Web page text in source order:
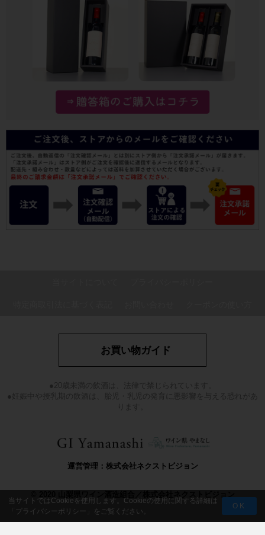
当サイトではCookieを使用します。Cookieの使用に関する詳細は
プライバシーポリシー 」をご覧ください。
OK
お買い物ガイド
●20歳未満の飲酒は、法律で禁じられています。
●妊娠中や授乳期の飲酒は、胎児・乳児の発育に悪影響を与える恐れがあ
運営管理：株式会社ネクストビジョン